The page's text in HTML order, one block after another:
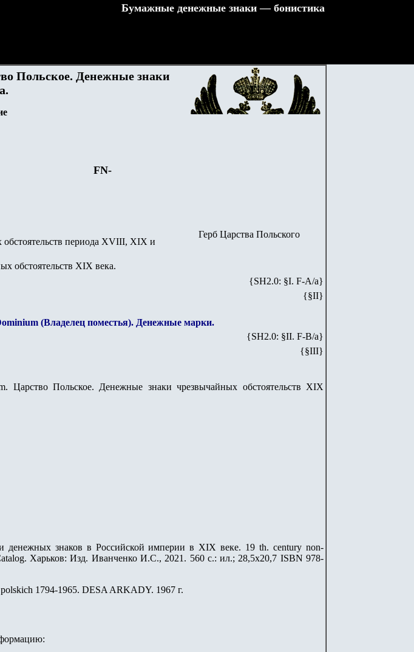
Бумажные денежные знаки — бонистика
Польское. Денежные знаки
FN-
периода XVIII, XIX и
обстоятельств XIX века.
Герб Царства Польского
{SH2.0: §I. F-А/а}
{§II}
(Владелец поместья). Денежные марки.
{SH2.0: §II. F-B/а}
{§III}
Царство Польское. Денежные знаки чрезвычайных обстоятельств XIX
знаков в Российской империи в XIX веке. 19 th. century non-
Харьков: Изд. Иванченко И.С., 2021. 560 с.: ил.; 28,5х20,7 ISBN 978-
1794-1965. DESA ARKADY. 1967 г.